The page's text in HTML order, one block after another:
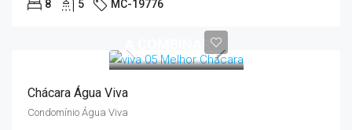
8 5 MC-19776
Chácara Água Viva
Condomínio Água Viva